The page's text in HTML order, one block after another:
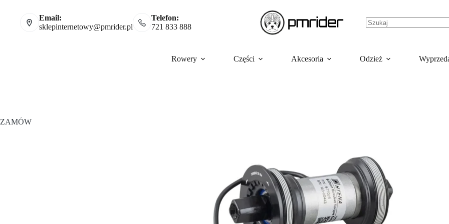
Email:
sklepinternetowy@pmrider.pl
Telefon:
721 833 888
Rowery Części Akcesoria Odzież
ZAMÓW